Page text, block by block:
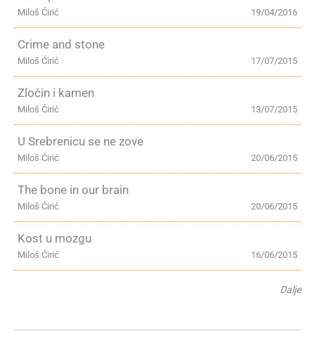
19/04/2016
Miloš Ćirić
Crime and stone
17/07/2015
Miloš Ćirić
Zločin i kamen
13/07/2015
Miloš Ćirić
U Srebrenicu se ne zove
20/06/2015
Miloš Ćirić
The bone in our brain
20/06/2015
Miloš Ćirić
Kost u mozgu
16/06/2015
Miloš Ćirić
Dalje